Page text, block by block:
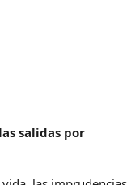
salidas por